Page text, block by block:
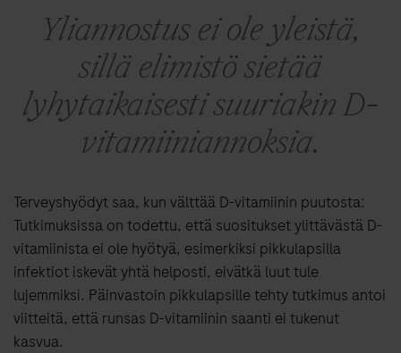
Yliannostus ei ole yleistä,
sillä elimistö sietää
lyhytaikaisesti suuriakin D-
vitamiiniannoksia.
Terveyshyödyt saa, kun välttää D-vitamiinin puutosta:
Tutkimuksissa on todettu, että suositukset ylittävästä D-
vitamiinista ei ole hyötyä, esimerkiksi pikkulapsilla
infektiot iskevät yhtä helposti, eivätkä luut tule
lujemmiksi. Päinvastoin pikkulapsille tehty tutkimus antoi
viitteitä, että runsas D-vitamiinin saanti ei tukenut
kasvua.